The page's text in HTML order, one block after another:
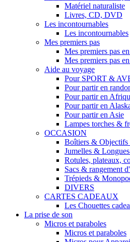
Matériel naturaliste
Livres, CD, DVD
Les incontournables
Les incontournables
Mes premiers pas
Mes premiers pas
Mes premiers pas
Aide au voyage
Pour SPORT &
Pour partir en
Pour partir en
Pour partir en
Pour partir en Asie
Lampes torches &
OCCASION
Boîtiers & Objectifs
Jumelles &
Rotules, plateaux,
Sacs & rangement
Trépieds &
DIVERS
CARTES CADEAUX
Les Chouettes
La prise de son
Micros et paraboles
Micros et paraboles